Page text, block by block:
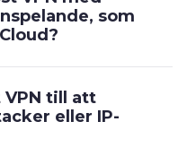
som
VPN till att
eller IP-